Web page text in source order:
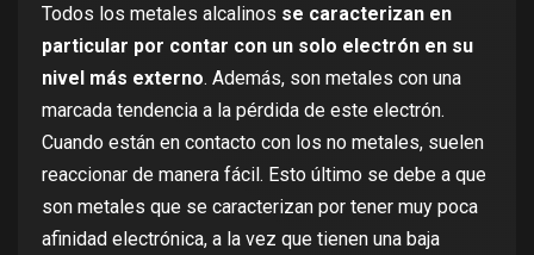
Todos los metales alcalinos se caracterizan en
particular por contar con un solo electrón en su
nivel más externo. Además, son metales con una
marcada tendencia a la pérdida de este electrón.
Cuando están en contacto con los no metales, suelen
reaccionar de manera fácil. Esto último se debe a que
son metales que se caracterizan por tener muy poca
afinidad electrónica, a la vez que tienen una baja